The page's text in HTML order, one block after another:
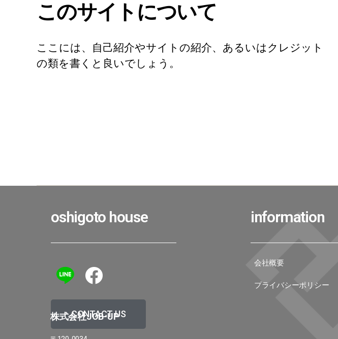
このサイトについて
ここには、自己紹介やサイトの紹介、あるいはクレジット
の類を書くと良いでしょう。
oshigoto house
CONTACT US
株式会社JOB-UP
会社概要
プライバシーポリシー
information